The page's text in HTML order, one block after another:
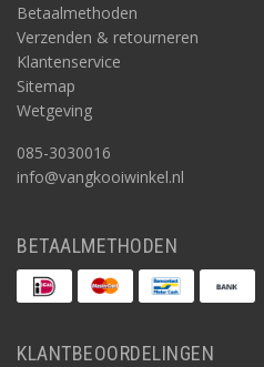
Betaalmethoden
Verzenden & retourneren
Klantenservice
Sitemap
Wetgeving
085-3030016
info@vangkooiwinkel.nl
BETAALMETHODEN
KLANTBEOORDELINGEN